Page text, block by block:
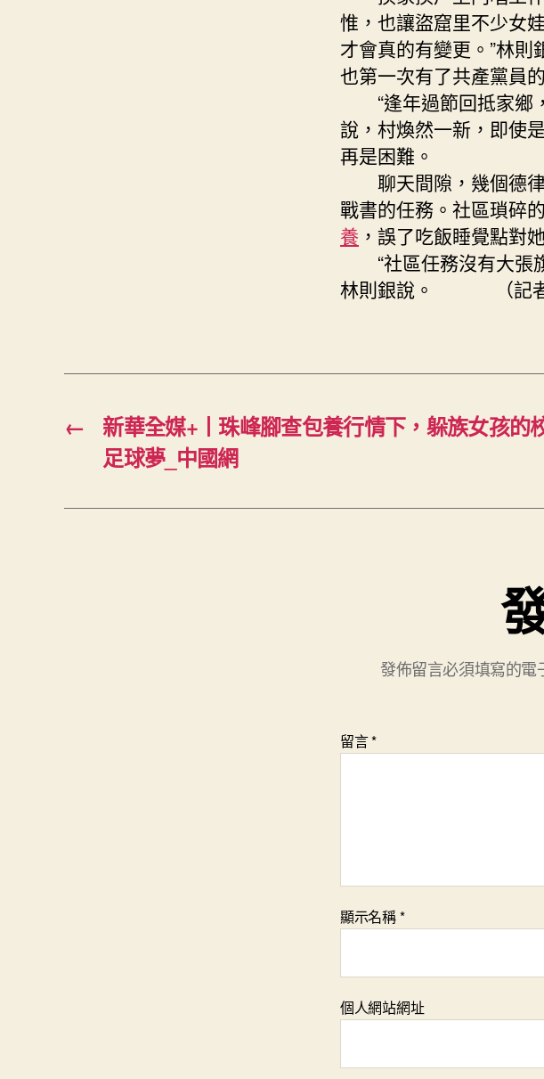
惟，也讓盜窟里不少女
才會真的有變更。”林
也第一次有了共產黨員
“逢年過節回抵家鄉
說，村煥然一新，即使
再是困難。
聊天間隙，幾個德律
戰書的任務。社區瑣碎
養 ，誤了吃飯睡覺點對
“社區任務沒有大張
林則銀說。 （記者
←
新華全媒+丨珠峰腳查包養行情下，躲族女孩的
足球夢_中國網
發佈留言必須填寫的電
留言*
顯示名稱*
個人網站網址